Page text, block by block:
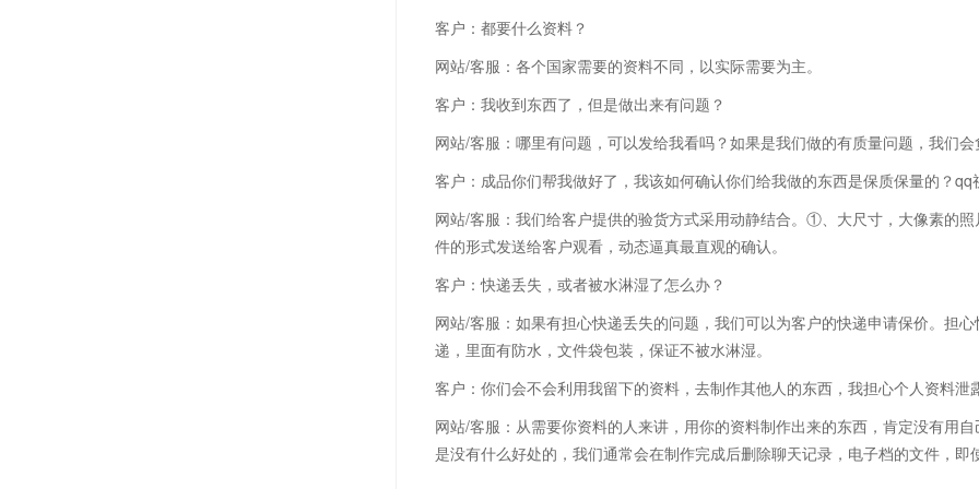
客户：都要什么资料？
网站/客服：各个国家需要的资料不同，以实际需要为主。
客户：我收到东西了，但是做出来有问题？
网站/客服：哪里有问题，可以发给我看吗？如果是我们做的有质量问题，我们
客户：成品你们帮我做好了，我该如何确认你们给我做的东西是保质保量的？
网站/客服：我们给客户提供的验货方式采用动静结合。①、大尺寸，大像素的
件的形式发送给客户观看，动态逼真最直观的确认。
客户：快递丢失，或者被水淋湿了怎么办？
网站/客服：如果有担心快递丢失的问题，我们可以为客户的快递申请保价。担
递，里面有防水，文件袋包装，保证不被水淋湿。
客户：你们会不会利用我留下的资料，去制作其他人的东西，我担心个人资料泄
网站/客服：从需要你资料的人来讲，用你的资料制作出来的东西，肯定没有用
是没有什么好处的，我们通常会在制作完成后删除聊天记录，电子档的文件，